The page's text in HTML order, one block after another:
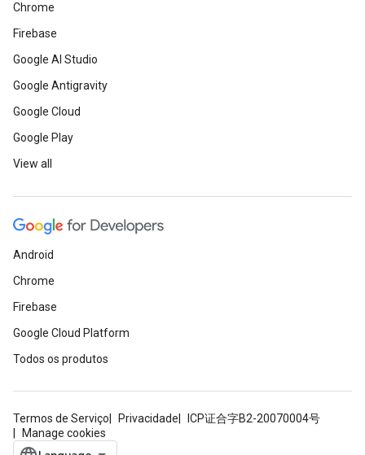
Chrome
Firebase
Google AI Studio
Google Antigravity
Google Cloud
Google Play
View all
Android
Chrome
Firebase
Google Cloud Platform
Todos os produtos
Termos de Serviço Privacidade
ICP证合字B2-20070004号
Manage cookies